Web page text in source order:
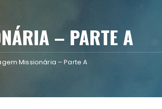
– PARTE A
Missionária – Parte A